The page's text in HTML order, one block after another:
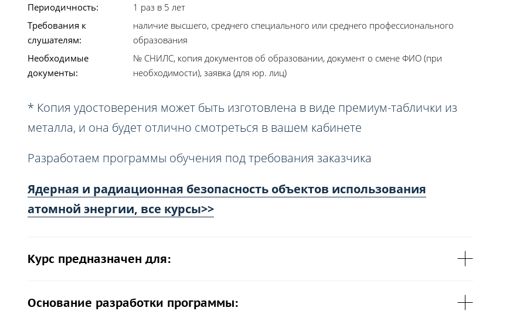
Периодичность:
1 раз в 5 лет
Требования к
слушателям:
наличие высшего, среднего специального или среднего профессионального
образования
Необходимые
документы:
№ СНИЛС, копия документов об образовании, документ о смене ФИО (при
необходимости), заявка (для юр. лиц)
* Копия удостоверения может быть изготовлена в виде премиум-таблички из
металла, и она будет отлично смотреться в вашем кабинете
Разработаем программы обучения под требования заказчика
Ядерная и радиационная безопасность объектов использования
атомной энергии, все курсы>>
Курс предназначен для:
Основание разработки программы: